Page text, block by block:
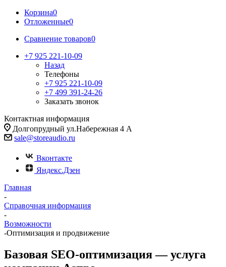
Корзина0
Отложенные0
Сравнение товаров0
+7 925 221-10-09
Назад
Телефоны
+7 925 221-10-09
+7 499 391-24-26
Заказать звонок
Контактная информация
Долгопрудный ул.Набережная 4 А
sale@storeaudio.ru
Вконтакте
Яндекс.Дзен
Главная
-
Справочная информация
-
Возможности
-Оптимизация и продвижение
Базовая SEO-оптимизация — услуга